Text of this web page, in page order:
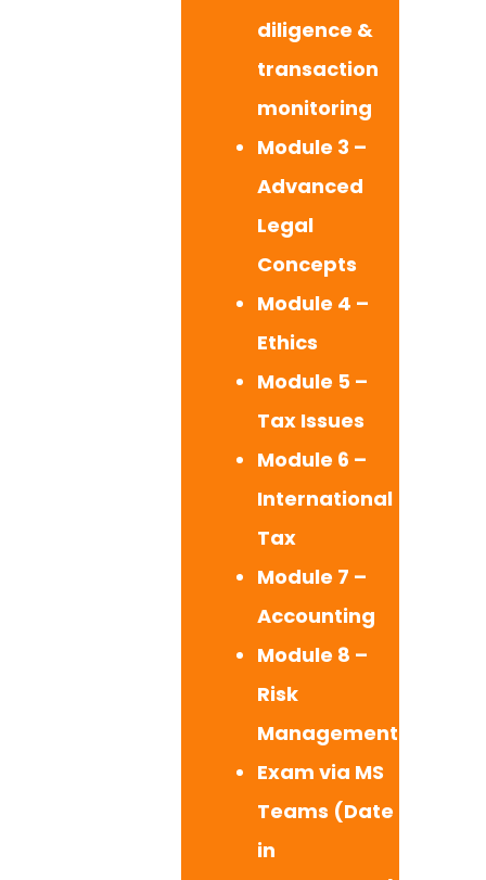
diligence &
transaction
monitoring
Module 3 –
Advanced
Legal
Concepts
Module 4 –
Ethics
Module 5 –
Tax Issues
Module 6 –
International
Tax
Module 7 –
Accounting
Module 8 –
Risk
Management
Exam via MS
Teams (Date
in